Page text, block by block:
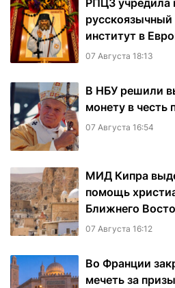
РПЦЗ учредила
русскоязычный
институт в
07 Августа 18:13
В НБУ решили
монету в честь
07 Августа 16:54
МИД Кипра
помощь
Ближнего
07 Августа 16:12
Во Франции
мечеть за